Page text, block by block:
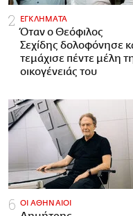
ΕΓΚΛΗΜΑΤΑ
Όταν ο Θεόφιλος
Σεχίδης δολοφόνησε
τεμάχισε πέντε μέλη
οικογένειάς του
ΟΙ ΑΘΗΝΑΙΟΙ